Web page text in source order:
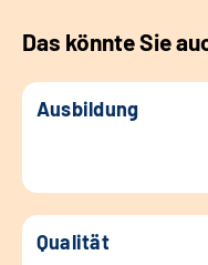
Das könnte Sie
Ausbildung
Qualität